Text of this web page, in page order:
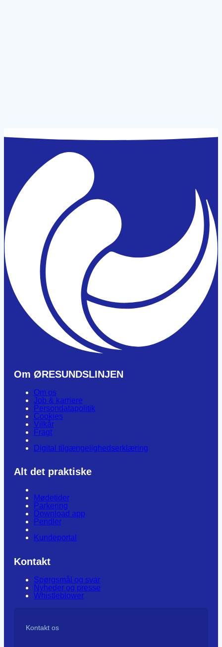
Om ØRESUNDSLINJEN
Om os
Job & karriere
Persondatapolitik
Cookies
Vilkår
Fragt
Digital tilgængelighedserklæring
Alt det praktiske
Mødetider
Parkering
Download app
Pendler
Kundeportal
Kontakt
Spørgsmål og svar
Nyheder og presse
Whistleblower
Kontakt os